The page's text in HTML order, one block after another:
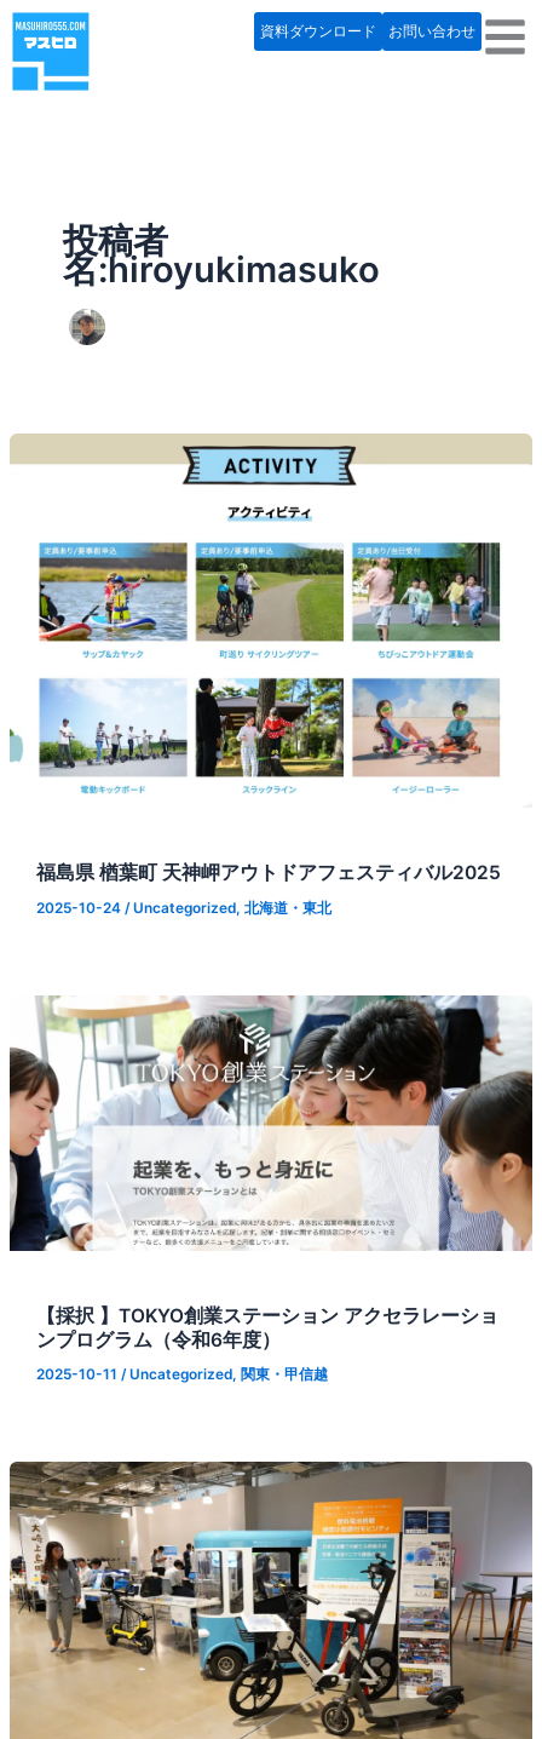
内
を
お問い合わせ
資料ダウンロード
投稿者
名:hiroyukimasuko
福島県 楢葉町 天神岬アウトドアフェスティバル2025
2025-10-24 /Uncategorized, 北海道・東北
【採択 】TOKYO創業ステーション アクセラレーショ
ンプログラム（令和6年度）
2025-10-11 /Uncategorized, 関東・甲信越